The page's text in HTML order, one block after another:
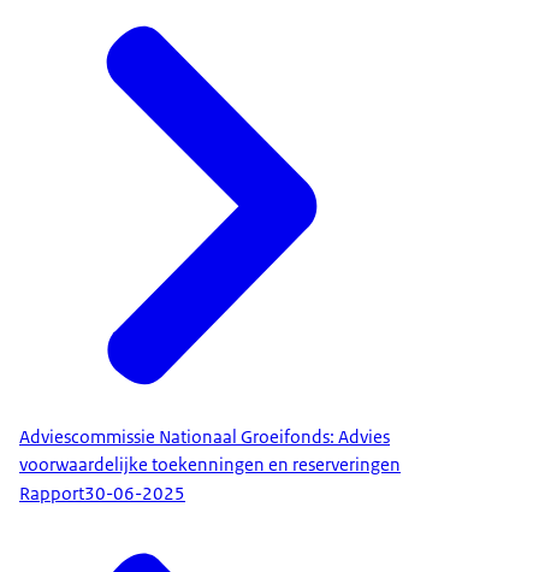
Adviescommissie Nationaal Groeifonds: Advies
voorwaardelijke toekenningen en reserveringen
Rapport30-06-2025